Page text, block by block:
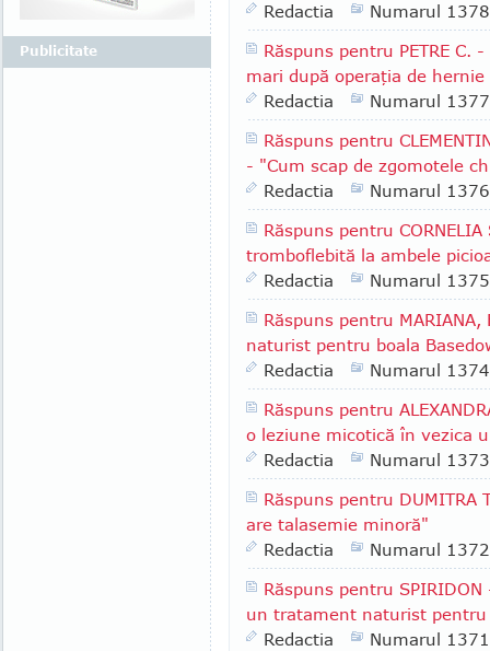
Redactia
Numarul 1378
Răspuns pentru PETRE
mari după operaţia de hernie
Redactia
Numarul 1377
Răspuns pentru
- "Cum scap de zgomotele
Redactia
Numarul 1376
Răspuns pentru
tromboflebită la ambele
Redactia
Numarul 1375
Răspuns pentru
naturist pentru boala
Redactia
Numarul 1374
Răspuns pentru
o leziune micotică în vezica
Redactia
Numarul 1373
Răspuns pentru
are talasemie minoră"
Redactia
Numarul 1372
Răspuns pentru
un tratament naturist pentru
Redactia
Numarul 1371
Publicitate